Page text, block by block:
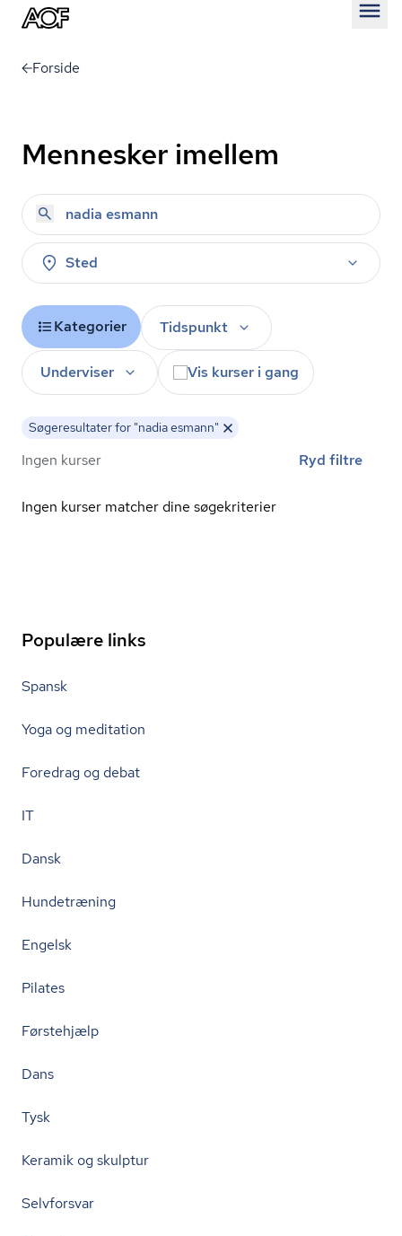
Forside
Mennesker imellem
Sted
Kategorier Tidspunkt
Underviser Vis kurser i gang
Søgeresultater for "nadia esmann"
Ingen kurser Ryd filtre
Ingen kurser matcher dine søgekriterier
Populære links
Spansk
Yoga og meditation
Foredrag og debat
IT
Dansk
Hundetræning
Engelsk
Pilates
Førstehjælp
Dans
Tysk
Keramik og skulptur
Selvforsvar